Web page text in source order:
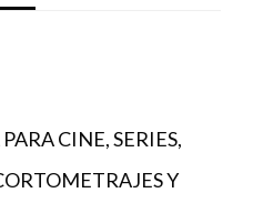
CINE, SERIES,
Y